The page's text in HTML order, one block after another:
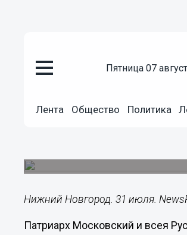
пятница 07
Лента Общество Политика
Патриарх Кирилл
Нижний Новгород. 31 июля.
Патриарх Московский и всея